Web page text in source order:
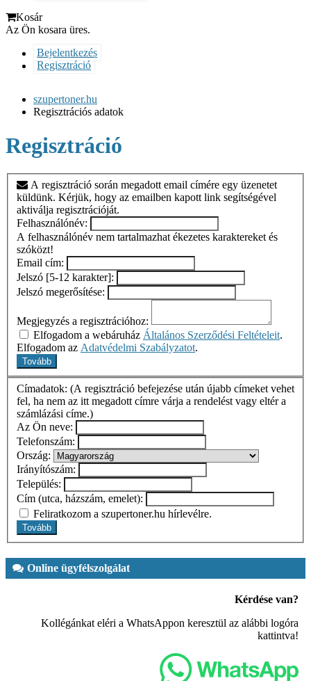
Kosár
Az Ön kosara üres.
Bejelentkezés
Regisztráció
szupertoner.hu
Regisztrációs adatok
Regisztráció
küldünk. Kérjük, hogy az emailben kapott link segítségével
aktiválja regisztrációját.
Felhasználónév:
A felhasználónév nem tartalmazhat ékezetes karaktereket és
szóközt!
Email cím:
Jelszó [5-12 karakter]:
Jelszó megerősítése:
Megjegyzés a regisztrációhoz:
Elfogadom a webáruház Általános Szerződési Feltételeit.
Elfogadom az Adatvédelmi Szabályzatot.
Címadatok: (A regisztráció befejezése után újabb címeket vehet
fel, ha nem az itt megadott címre várja a rendelést vagy eltér a
számlázási címe.)
Az Ön neve:
Telefonszám:
Ország:
Irányítószám:
Település:
Cím (utca, házszám, emelet):
Feliratkozom a szupertoner.hu hírlevélre.
Online ügyfélszolgálat
Kérdése van?
Kollégánkat eléri a WhatsAppon keresztül az alábbi logóra
kattintva!